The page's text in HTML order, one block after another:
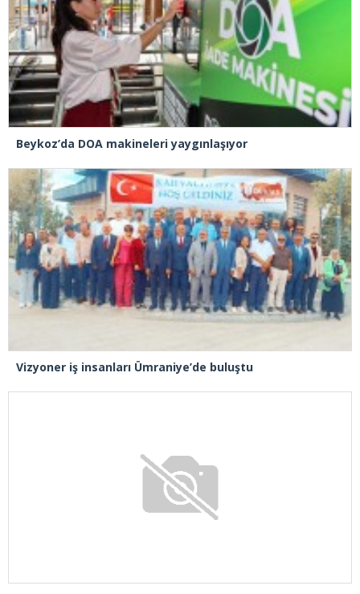
Beykoz’da DOA makineleri yaygınlaşıyor
Vizyoner iş insanları Ümraniye’de buluştu